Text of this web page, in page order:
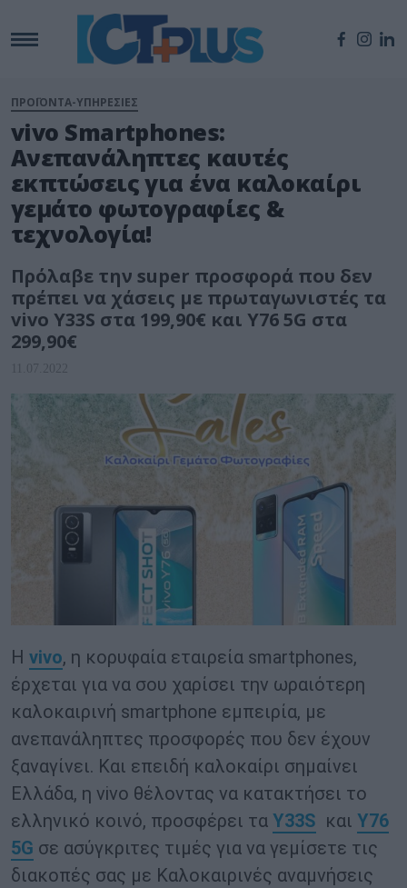
ΠΡΟΪΟΝΤΑ-ΥΠΗΡΕΣΙΕΣ
vivo Smartphones:
Ανεπανάληπτες καυτές
εκπτώσεις για ένα καλοκαίρι
γεμάτο φωτογραφίες &
τεχνολογία!
Πρόλαβε την super προσφορά που δεν
πρέπει να χάσεις με πρωταγωνιστές τα
vivo Y33S στα 199,90€ και Y76 5G στα
299,90€
11.07.2022
H vivo, η κορυφαία εταιρεία smartphones,
έρχεται για να σου χαρίσει την ωραιότερη
καλοκαιρινή smartphone εμπειρία, με
ανεπανάληπτες προσφορές που δεν έχουν
ξαναγίνει. Και επειδή καλοκαίρι σημαίνει
Ελλάδα, η vivo θέλοντας να κατακτήσει το
ελληνικό κοινό, προσφέρει τα Y33S και Y76
5G σε ασύγκριτες τιμές για να γεμίσετε τις
διακοπές σας με Καλοκαιρινές αναμνήσεις